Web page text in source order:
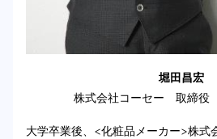
堀田昌宏
株式会社コーセー 取締役
大学卒業後、<化粧品メーカー>株式